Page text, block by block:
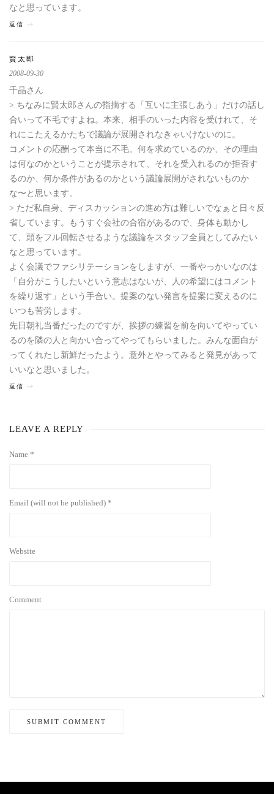
なと思っています。
返信
賢太郎
2008-09-30
千晶さん
> ちなみに賢太郎さんの指摘する「互いに主張しあう」だけの話し
合いって不毛ですよね。本来、相手のいった内容を受けれて、そ
れにこたえるかたちで議論が展開されなきゃいけないのに。
コメントの応酬って本当に不毛。何を求めているのか、その理由
は何なのかということが提示されて、それを受入れるのか拒否す
るのか、何か条件があるのかという議論展開がされないものか
な〜と思います。
> ただ私自身、ディスカッションの進め方は難しいでなぁと日々反
省しています。もうすぐ会社の合宿があるので、身体も動かし
て、頭をフル回転させるような議論をスタッフ全員としてみたい
なと思っています。
よく会議でファシリテーションをしますが、一番やっかいなのは
「自分がこうしたいという意志はないが、人の希望にはコメント
を繰り返す」という手合い。提案のない発言を提案に変えるのに
いつも苦労します。
先日朝礼当番だったのですが、挨拶の練習を前を向いてやってい
るのを隣の人と向かい合ってやってもらいました。みんな面白が
ってくれたし新鮮だったよう。意外とやってみると発見があって
いいなと思いました。
返信
LEAVE A REPLY
Name *
Email (will not be published) *
Website
Comment